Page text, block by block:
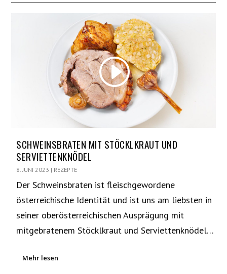
SCHWEINSBRATEN MIT STÖCKLKRAUT UND
SERVIETTENKNÖDEL
8. JUNI 2023 | REZEPTE
Der Schweinsbraten ist fleischgewordene
österreichische Identität und ist uns am liebsten in
seiner oberösterreichischen Ausprägung mit
mitgebratenem Stöcklkraut und Serviettenknödel…
Mehr lesen